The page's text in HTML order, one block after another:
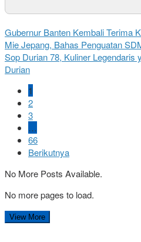
Gubernur Banten Kembali Terima
Mie Jepang, Bahas Penguatan
Sop Durian 78, Kuliner Legendaris
Durian
1
2
3
…
66
Berikutnya
No More Posts Available.
No more pages to load.
View More